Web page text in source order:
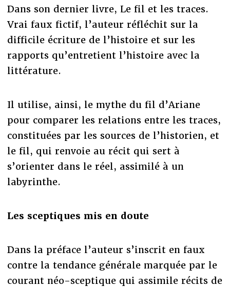
Dans son dernier livre, Le fil et les traces.
Vrai faux fictif, l’auteur réfléchit sur la
difficile écriture de l’histoire et sur les
rapports qu’entretient l’histoire avec la
littérature.
Il utilise, ainsi, le mythe du fil d’Ariane
pour comparer les relations entre les traces,
constituées par les sources de l’historien, et
le fil, qui renvoie au récit qui sert à
s’orienter dans le réel, assimilé à un
labyrinthe.
Les sceptiques mis en doute
Dans la préface l’auteur s’inscrit en faux
contre la tendance générale marquée par le
courant néo-sceptique qui assimile récits de